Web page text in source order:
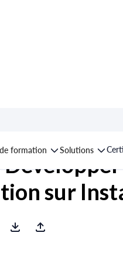
formation Solutions
sur